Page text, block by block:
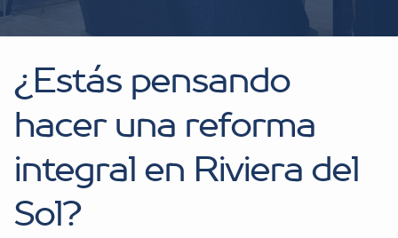
¿Estás pensando
hacer una reforma
integral en Riviera del
Sol?